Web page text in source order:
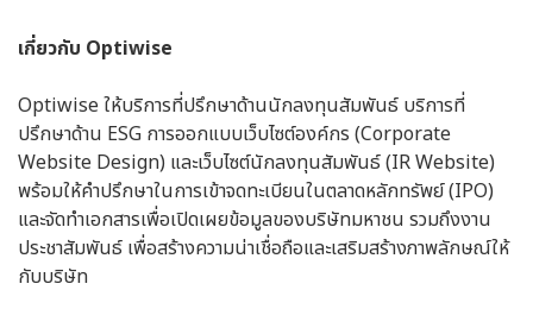
เกี่ยวกับ Optiwise
Optiwise ให้บริการที่ปรึกษาด้านนักลงทุนสัมพันธ์ บริการที่
ปรึกษาด้าน ESG การออกแบบเว็บไซต์องค์กร (Corporate
Website Design) และเว็บไซต์นักลงทุนสัมพันธ์ (IR Website)
พร้อมให้คำปรึกษาในการเข้าจดทะเบียนในตลาดหลักทรัพย์ (IPO)
และจัดทำเอกสารเพื่อเปิดเผยข้อมูลของบริษัทมหาชน รวมถึงงาน
ประชาสัมพันธ์ เพื่อสร้างความน่าเชื่อถือและเสริมสร้างภาพลักษณ์ให้
กับบริษัท